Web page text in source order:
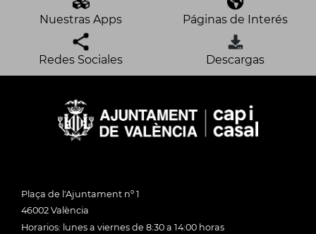
Nuestras Apps Páginas de Interés
Redes Sociales Descargas
Plaça de l'Ajuntament nº 1
46002 València
Horarios: lunes a viernes de 8:30 a 14:00 horas